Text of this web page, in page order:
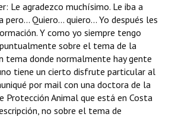
Le agradezco muchísimo. Le iba a
pero... Quiero... quiero... Yo después les
Y como yo siempre tengo
sobre el tema de la
tema donde normalmente hay gente
tiene un cierto disfrute particular al
por mail con una doctora de la
Protección Animal que está en Costa
no sobre el tema de